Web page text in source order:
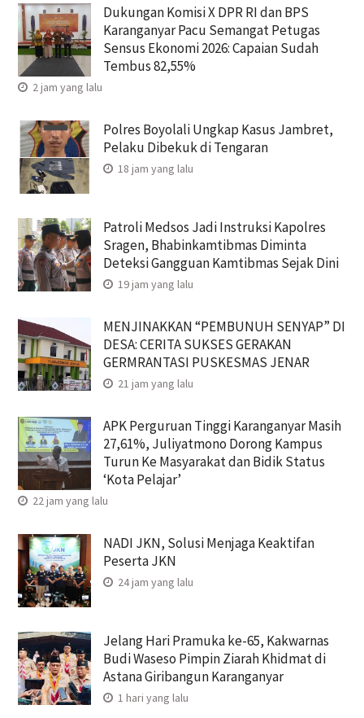
Dukungan Komisi X DPR RI dan BPS
Karanganyar Pacu Semangat Petugas
Sensus Ekonomi 2026: Capaian Sudah
Tembus 82,55%
2 jam yang lalu
Polres Boyolali Ungkap Kasus Jambret,
Pelaku Dibekuk di Tengaran
18 jam yang lalu
Patroli Medsos Jadi Instruksi Kapolres
Sragen, Bhabinkamtibmas Diminta
Deteksi Gangguan Kamtibmas Sejak Dini
19 jam yang lalu
MENJINAKKAN “PEMBUNUH SENYAP” DI
DESA: CERITA SUKSES GERAKAN
GERMRANTASI PUSKESMAS JENAR
21 jam yang lalu
APK Perguruan Tinggi Karanganyar Masih
27,61%, Juliyatmono Dorong Kampus
Turun Ke Masyarakat dan Bidik Status
‘Kota Pelajar’
22 jam yang lalu
NADI JKN, Solusi Menjaga Keaktifan
Peserta JKN
24 jam yang lalu
Jelang Hari Pramuka ke-65, Kakwarnas
Budi Waseso Pimpin Ziarah Khidmat di
Astana Giribangun Karanganyar
1 hari yang lalu